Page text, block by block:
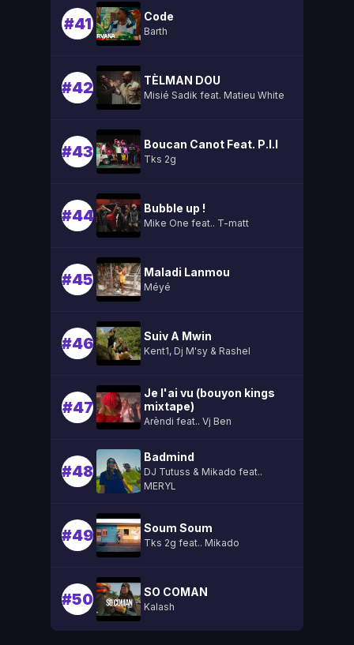
#41 Code
Barth
#42 TÈLMAN DOU
Misié Sadik feat. Matieu White
#43 Boucan Canot Feat. P.l.l
Tks 2g
#44 Bubble up !
Mike One feat.. T-matt
#45 Maladi Lanmou
Méyé
#46 Suiv A Mwin
Kent1, Dj M'sy & Rashel
#47
Je l'ai vu (bouyon kings
mixtape)
Arèndi feat.. Vj Ben
#48
Badmind
DJ Tutuss & Mikado feat..
MERYL
#49 Soum Soum
Tks 2g feat.. Mikado
#50 SO COMAN
Kalash